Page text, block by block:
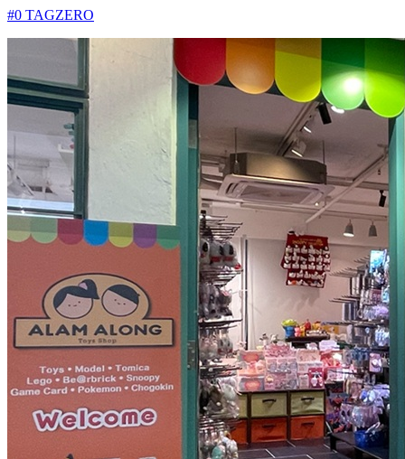
#0 TAGZERO